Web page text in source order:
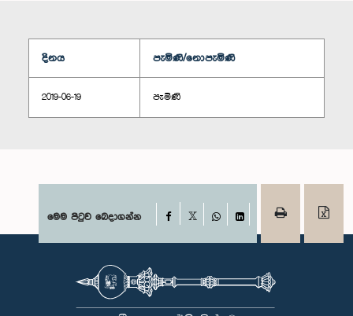
දිනය පැමිණි/නොපැමිණි
2019-06-19 පැමිණි
මෙම පිටුව බෙදාගන්න Facebook
WhatsAppLinkedIn